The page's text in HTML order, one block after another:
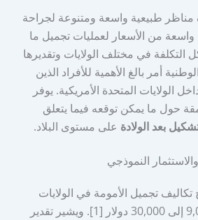
مناظر طبيعية واسعة ومتنوعة لجراحة
من الأسعار لعمليات تجميل ما
التكلفة في مختلف الولايات وتقديرها
أمر بالغ الأهمية للأفراد الذين
الولايات المتحدة الأمريكية. يوفر
حول ما يمكن توقعه فيما يتعلق
بعد الولادة على مستوى البلاد.
النموذجي
تتراوح تكاليف تجميل الأمومة في الولايات
المتحدة عادةً من 9,000 إلى 30,000 دولار [1]. ويشير تقدير